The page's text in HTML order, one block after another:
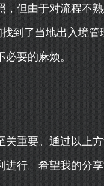
但由于对流程不
到了当地出入境
要的麻烦。
关重要。通过以上
行。希望我的分